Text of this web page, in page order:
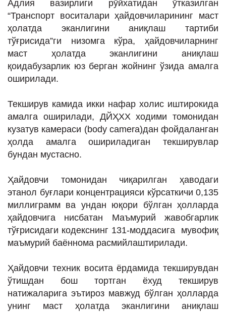
ИНТЕРВЬЮ
Таҳлил
Саломатлик
Бу қизиқ
Реклама
СПОРТ
ТЕХНОЛОГИЯ
Адлия вазирлиги рўйхатидан ўтказилган
“Транспорт воситалари ҳайдовчиларининг маст
ҳолатда эканлигини аниқлаш тартиби
тўғрисида”ги низомга кўра, ҳайдовчиларнинг
маст ҳолатда эканлигини аниқлаш
қоидабузарлик юз берган жойнинг ўзида амалга
оширилади.
Текширув камида икки нафар холис иштирокида
амалга оширилади, ДЙҲХХ ходими томонидан
кузатув камераси (body camera)дан фойдаланган
ҳолда амалга ошириладиган текширувлар
бундан мустасно.
Ҳайдовчи томонидан чиқарилган ҳаводаги
этанол буғлари концентрацияси кўрсаткичи 0,135
миллиграмм ва ундан юқори бўлган ҳолларда
ҳайдовчига нисбатан Маъмурий жавобгарлик
тўғрисидаги кодекснинг 131-моддасига мувофиқ
маъмурий баённома расмийлаштирилади.
Ҳайдовчи техник восита ёрдамида текширувдан
ўтишдан бош тортган ёхуд текширув
натижаларига эътироз мавжуд бўлган ҳолларда
унинг маст ҳолатда эканлигини аниқлаш